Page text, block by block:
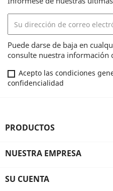
Puede darse de baja en
consulte nuestra información
Acepto las condiciones
confidencialidad
PRODUCTOS
NUESTRA EMPRESA
SU CUENTA